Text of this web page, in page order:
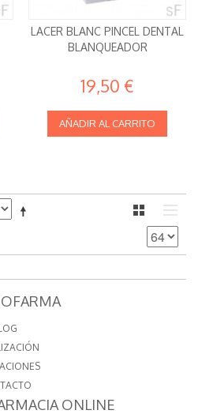
LACER BLANC PINCEL DENTAL
BLANQUEADOR
19,50 €
AÑADIR AL CARRITO
ONLINE